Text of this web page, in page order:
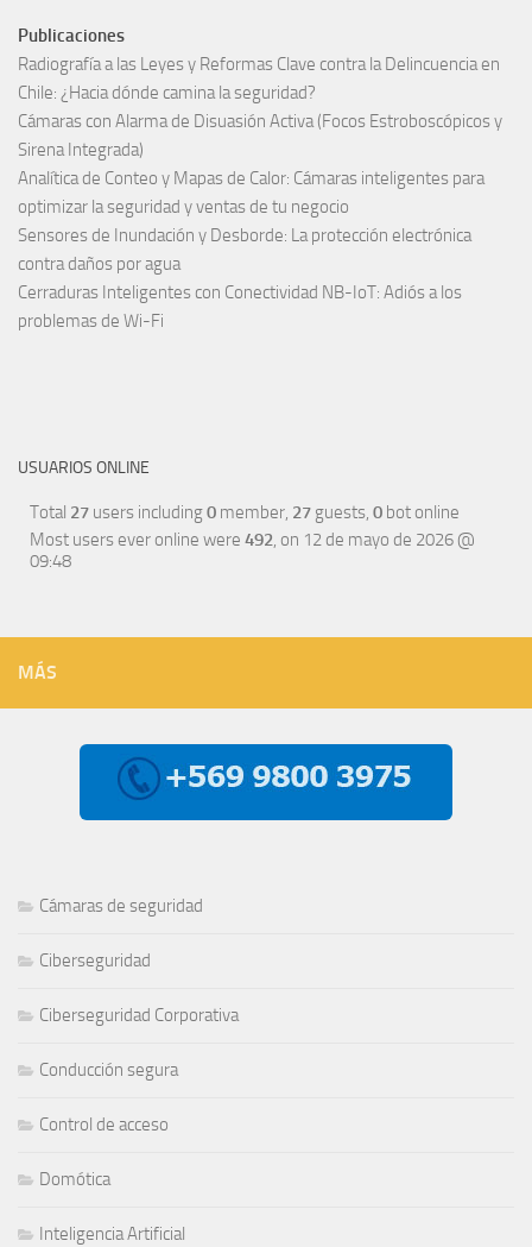
Publicaciones
Radiografía a las Leyes y Reformas Clave contra la Delincuencia en
Chile: ¿Hacia dónde camina la seguridad?
Cámaras con Alarma de Disuasión Activa (Focos Estroboscópicos y
Sirena Integrada)
Analítica de Conteo y Mapas de Calor: Cámaras inteligentes para
optimizar la seguridad y ventas de tu negocio
Sensores de Inundación y Desborde: La protección electrónica
contra daños por agua
Cerraduras Inteligentes con Conectividad NB-IoT: Adiós a los
problemas de Wi-Fi
USUARIOS ONLINE
Total 27 users including0 member, 27 guests, 0 bot online
Most users ever online were 492, on 12 de mayo de 2026 @
09:48
MÁS
Cámaras de seguridad
Ciberseguridad
Ciberseguridad Corporativa
Conducción segura
Control de acceso
Domótica
Inteligencia Artificial